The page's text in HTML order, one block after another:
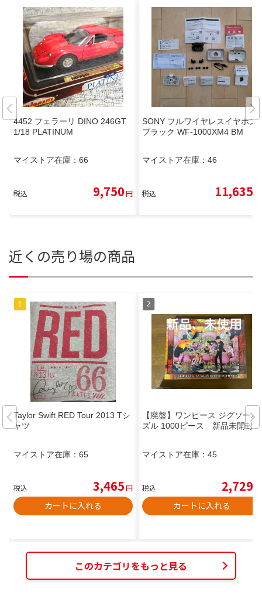
4452 フェラーリ DINO 246GT
1/18 PLATINUM
マイストア在庫： 66
税込 9,750円
SONY フルワイヤレスイヤホン
ブラック WF-1000XM4 BM
マイストア在庫： 46
税込 11,635
近くの売り場の商品
Taylor Swift RED Tour 2013 Tシ
ャツ
マイストア在庫： 65
税込 3,465円
カートに入れる
【廃盤】ワンピース ジグソーパ
ズル 1000ピース 新品未開封
マイストア在庫： 45
税込 2,729
カートに入れる
このカテゴリをもっと見る